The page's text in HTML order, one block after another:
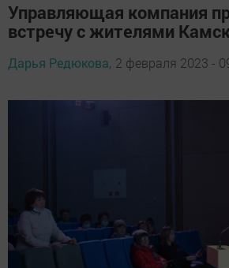
Управляющая компания
встречу с жителями
Дарья Редюкова, 2 февраля 2023 -